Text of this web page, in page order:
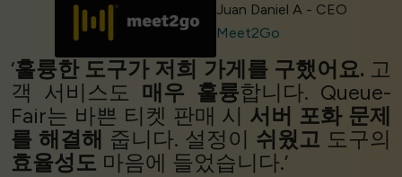
Juan Daniel A - CEO
Meet2Go
‘훌륭한 도구가 저희 가게를 구했어요. 고
객 서비스도 매우 훌륭합니다. Queue-
Fair는 바쁜 티켓 판매 시 서버 포화 문제
를 해결해 줍니다. 설정이 쉬웠고 도구의
효율성도 마음에 들었습니다.’